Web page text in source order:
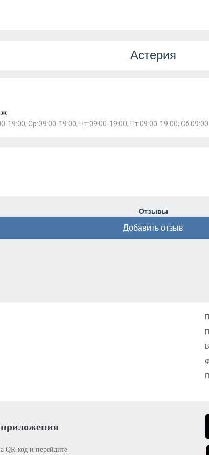
Астерия
19:00; Ср:09:00-19:00; Чт:09:00-19:00; Пт:09:00-19:00;
Отзывы
Добавить отзыв
QR-код и перейдите